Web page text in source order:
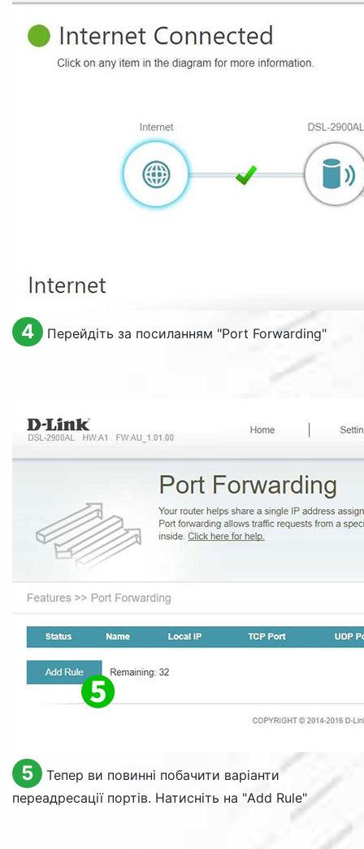
4 Перейдіть за посиланням "Port Forwarding"
5
Тепер ви повинні побачити варіанти
переадресації портів. Натисніть на "Add Rule"